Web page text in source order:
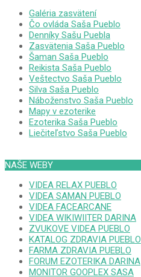
Galéria zasvätení
Čo ovláda Saša Pueblo
Denníky Sašu Puebla
Zasvätenia Saša Pueblo
Šaman Saša Pueblo
Reikista Saša Pueblo
Veštectvo Saša Pueblo
Silva Saša Pueblo
Náboženstvo Saša Pueblo
Mapy v ezoterike
Ezoterika Saša Pueblo
Liečiteľstvo Saša Pueblo
NAŠE WEBY
VIDEA RELAX PUEBLO
VIDEA SAMAN PUEBLO
VIDEA FACEARCANE
VIDEA WIKIWIITER DARINA
ZVUKOVE VIDEA PUEBLO
KATALOG ZDRAVIA PUEBLO
FARMA ZDRAVIA PUEBLO
FORUM EZOTERIKA DARINA
MONITOR GOOPLEX SASA